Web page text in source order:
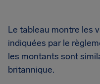
Le tableau montre les
indiquées par le
les montants sont
britannique.